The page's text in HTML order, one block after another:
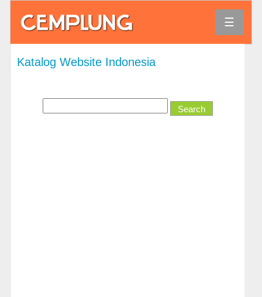
Agama
Keuangan
☰
Katalog Website Indonesia